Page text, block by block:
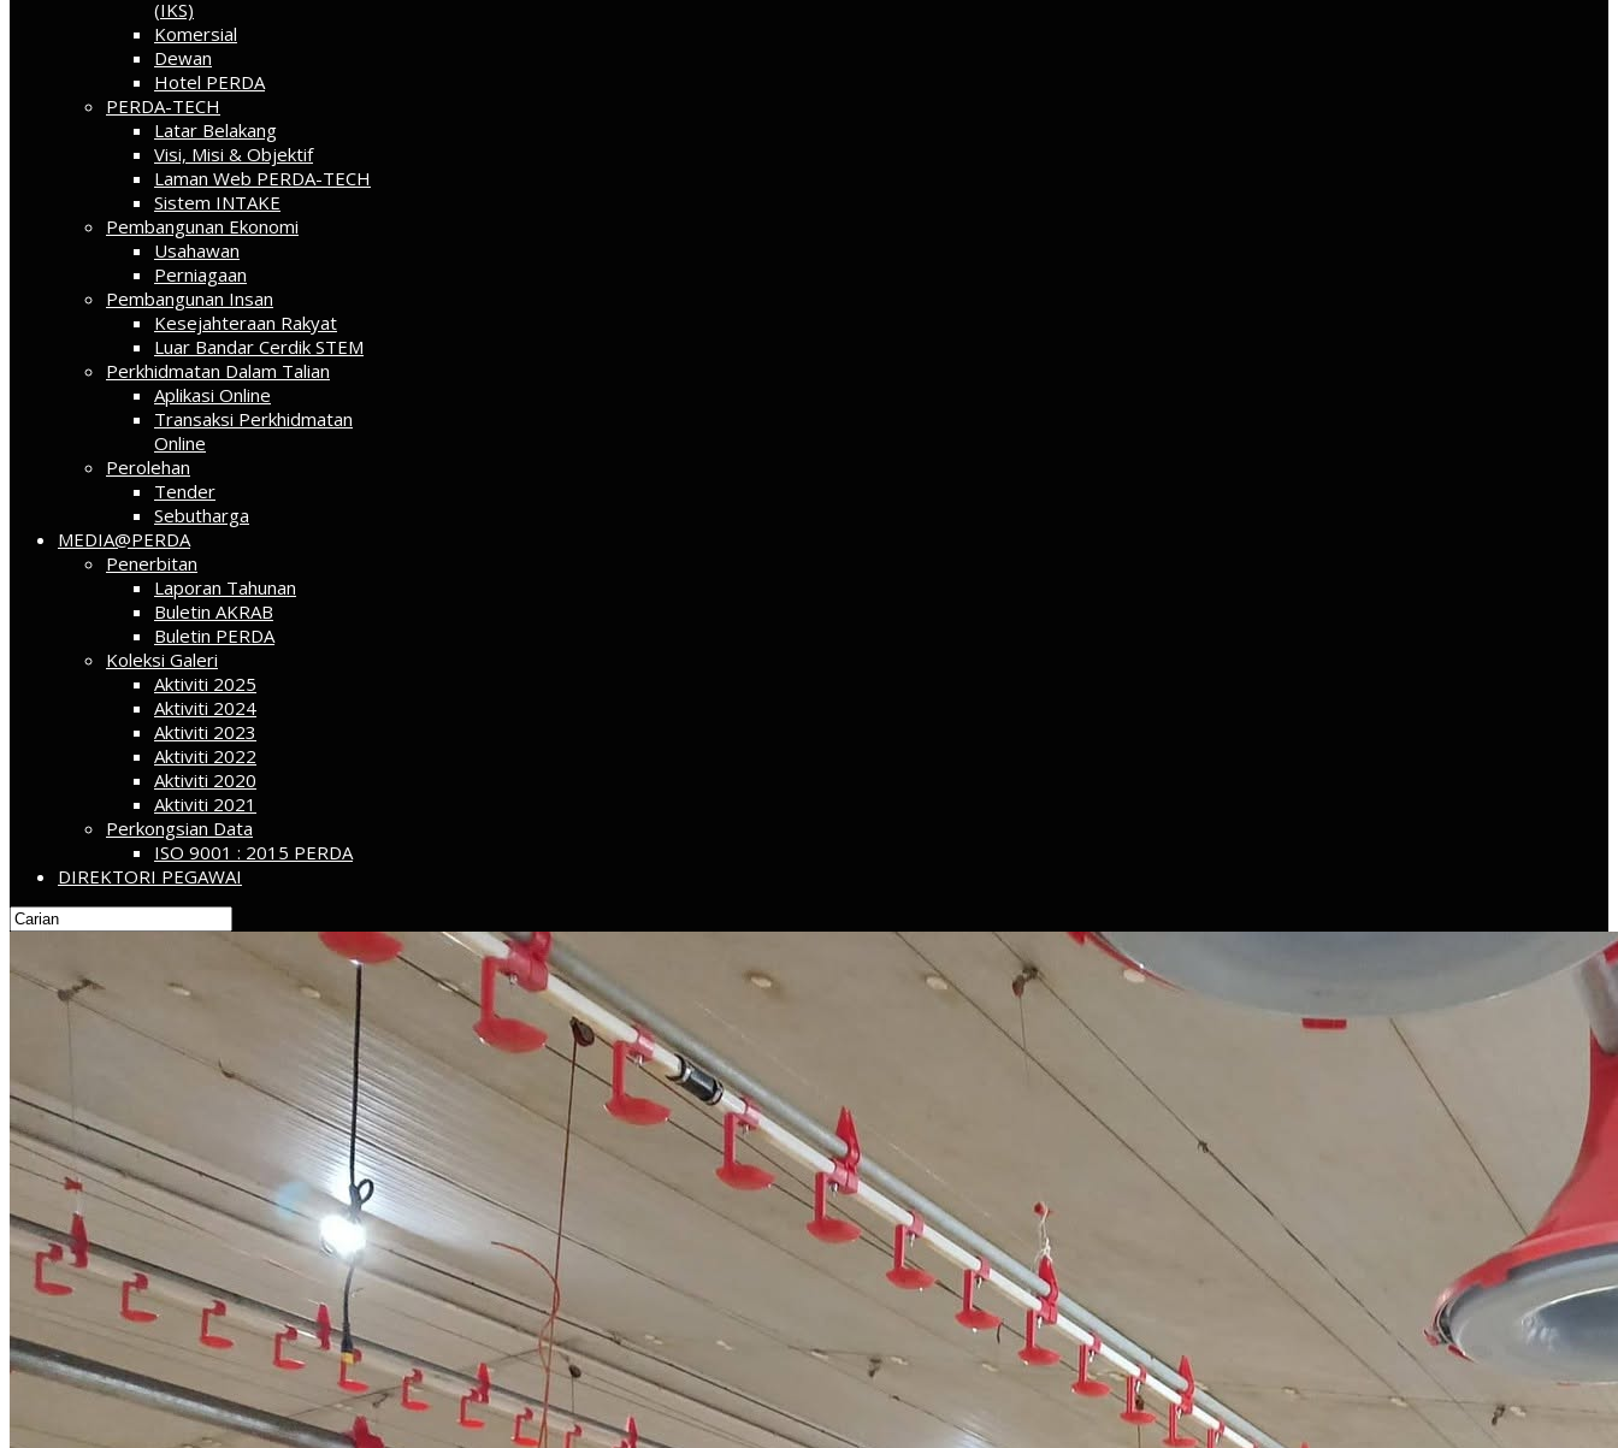
(IKS)
Komersial
Dewan
Hotel PERDA
PERDA-TECH
Latar Belakang
Visi, Misi & Objektif
Laman Web PERDA-TECH
Sistem INTAKE
Pembangunan Ekonomi
Usahawan
Perniagaan
Pembangunan Insan
Kesejahteraan Rakyat
Luar Bandar Cerdik STEM
Perkhidmatan Dalam Talian
Aplikasi Online
Transaksi Perkhidmatan
Online
Perolehan
Tender
Sebutharga
MEDIA@PERDA
Penerbitan
Laporan Tahunan
Buletin AKRAB
Buletin PERDA
Koleksi Galeri
Aktiviti 2025
Aktiviti 2024
Aktiviti 2023
Aktiviti 2022
Aktiviti 2020
Aktiviti 2021
Perkongsian Data
ISO 9001 : 2015 PERDA
DIREKTORI PEGAWAI